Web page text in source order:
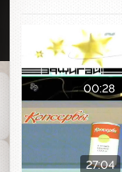
00:28
27:04